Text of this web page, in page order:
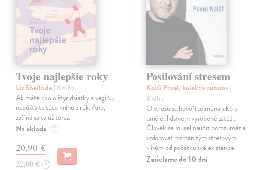
Tvoje najlepšie roky
Liz Sheila de | Kniha
Ak máte okolo štyridsiatky a vagínu,
nepúšťajte túto knihu z rúk. Áno,
začína sa to už teraz.
Na sklade ?
20,90 €
22,00 € ?
Posilování stresem
Kolář Pavel, kolektív autorov|
Kniha
O stresu se hovoří zejména jako o
umělé, lidstvem vyrobené zátěži.
Člověk se musel naučit porozumět a
vzdorovat rozmanitým stresovým
vlivům od počátku své existence.
Zasielame do 10 dní